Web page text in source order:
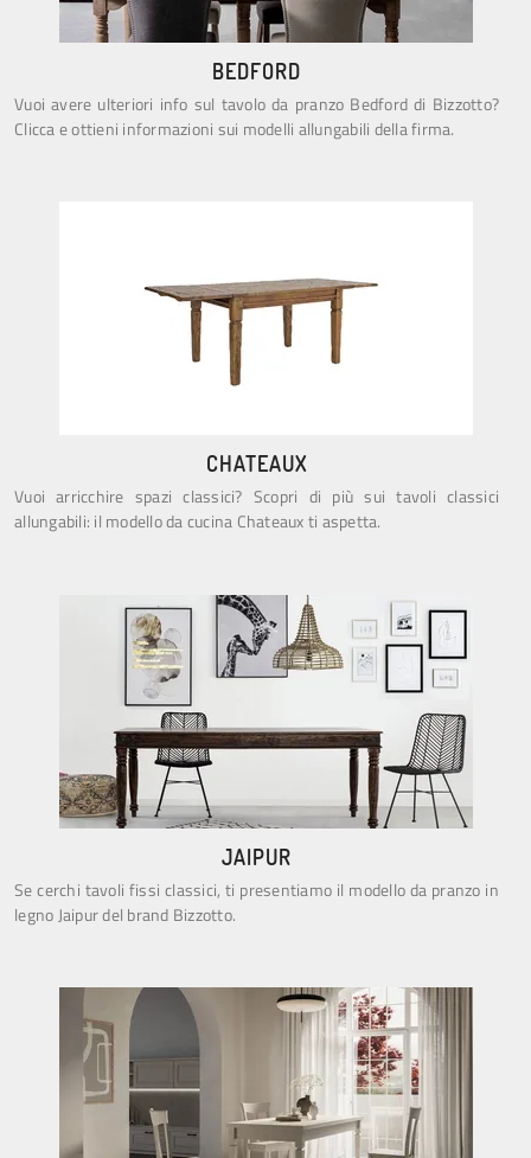
BEDFORD
Vuoi avere ulteriori info sul tavolo da pranzo Bedford di Bizzotto?
Clicca e ottieni informazioni sui modelli allungabili della firma.
CHATEAUX
Vuoi arricchire spazi classici? Scopri di più sui tavoli classici
allungabili: il modello da cucina Chateaux ti aspetta.
JAIPUR
Se cerchi tavoli fissi classici, ti presentiamo il modello da pranzo in
legno Jaipur del brand Bizzotto.